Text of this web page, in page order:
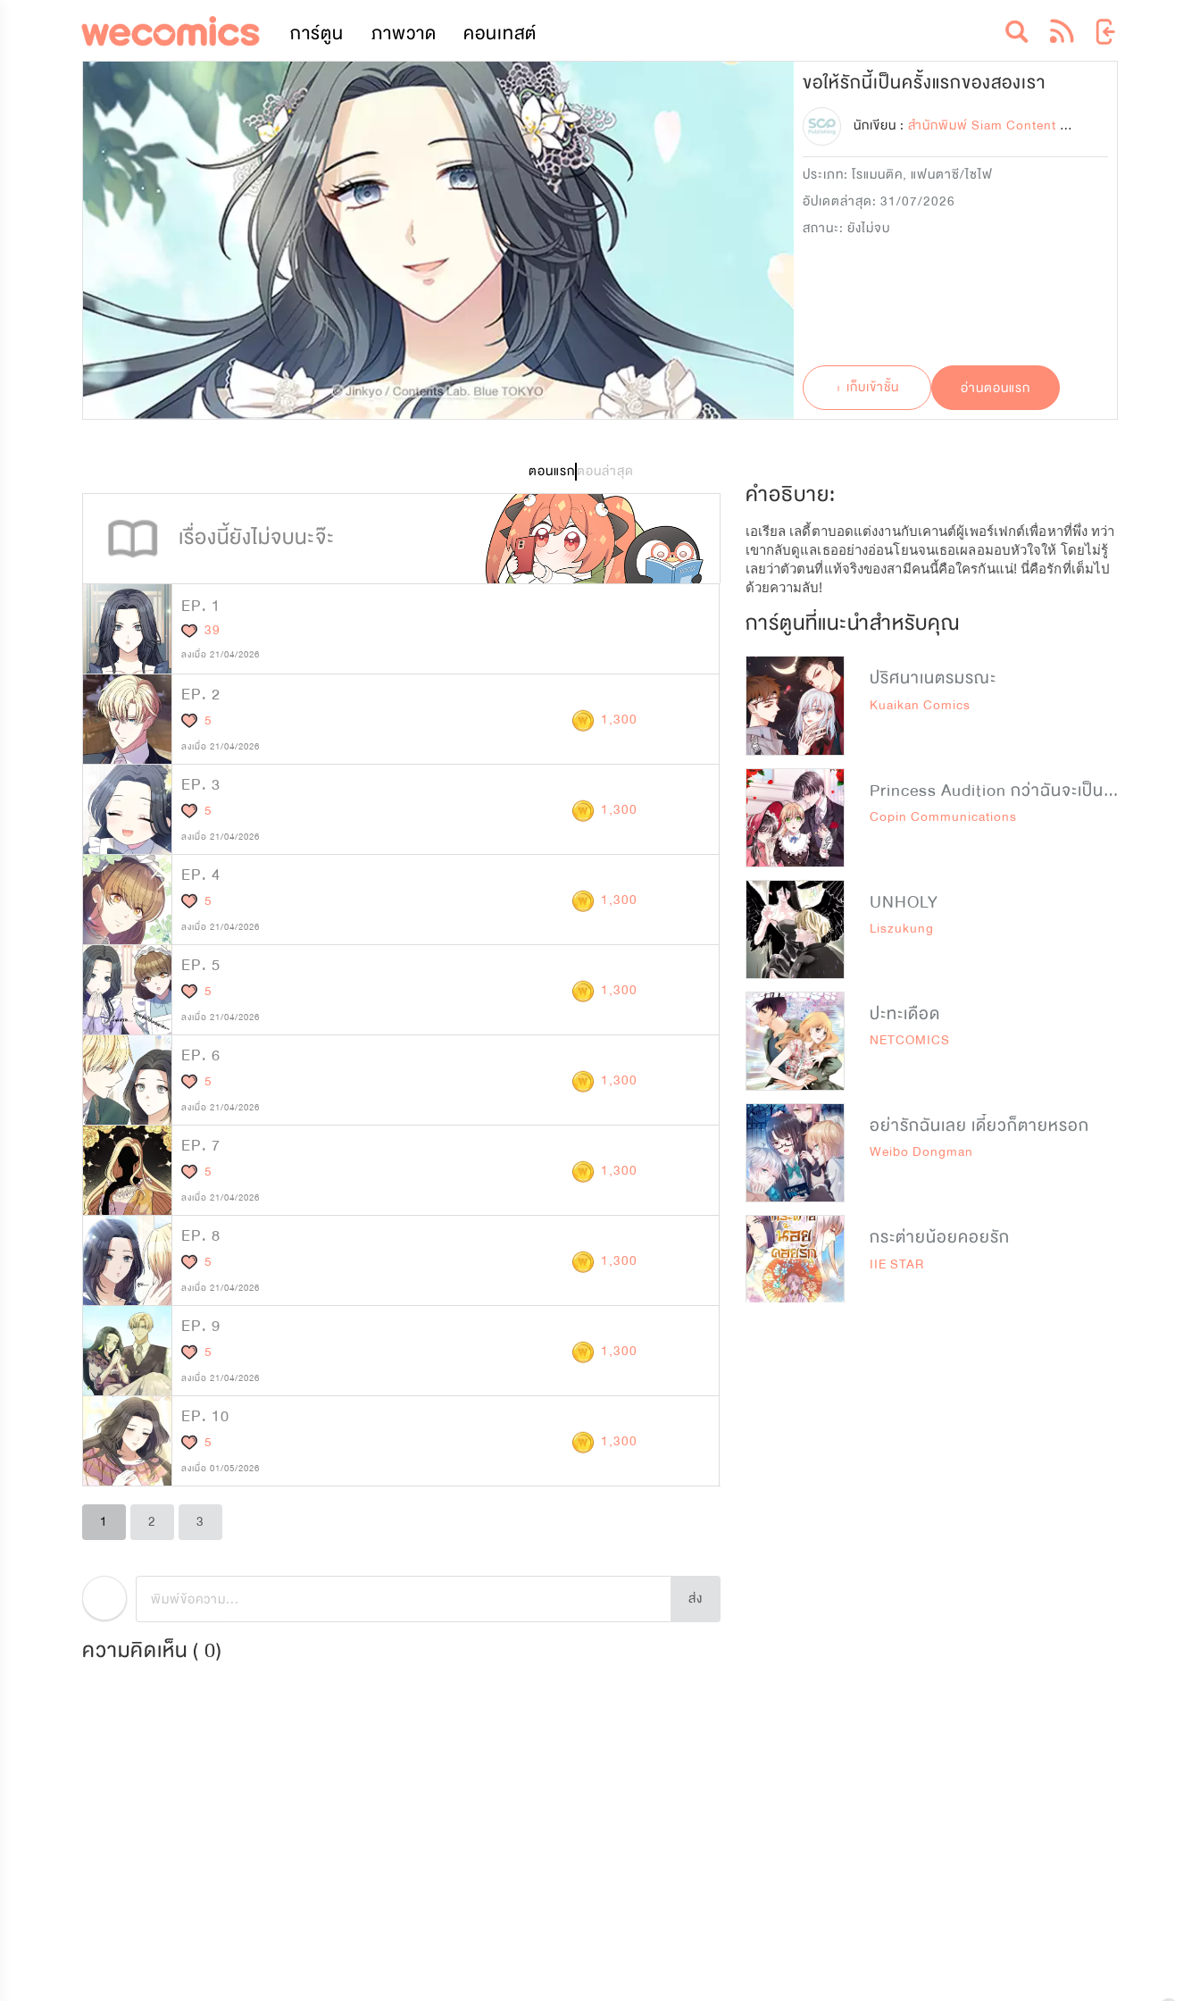
การ์ตูน ภาพวาด คอนเทสต์
ขอให้รักนี้เป็นครั้งแรกของสองเรา
นักเขียน : สำนักพิมพ์ Siam Content Partners
ประเภท:โรแมนติค,แฟนตาซี/ไซไฟ
อัปเดตล่าสุด: 31/07/2026
สถานะ: ยังไม่จบ
+ เก็บเข้าชั้น อ่านตอนแรก
ตอนแรกตอนล่าสุด
เรื่องนี้ยังไม่จบนะจ๊ะ
EP. 1
39
ลงเมื่อ 21/04/2026
EP. 2
5 1,300
ลงเมื่อ 21/04/2026
EP. 3
5 1,300
ลงเมื่อ 21/04/2026
EP. 4
5 1,300
ลงเมื่อ 21/04/2026
EP. 5
5 1,300
ลงเมื่อ 21/04/2026
EP. 6
5 1,300
ลงเมื่อ 21/04/2026
EP. 7
5 1,300
ลงเมื่อ 21/04/2026
EP. 8
5 1,300
ลงเมื่อ 21/04/2026
EP. 9
5 1,300
ลงเมื่อ 21/04/2026
EP. 10
5 1,300
ลงเมื่อ 01/05/2026
1 2 3
ส่ง
ความคิดเห็น ( 0)
คำอธิบาย:
เอเรียล เลดี้ตาบอดแต่งงานกับเคานต์ผู้เพอร์เฟกต์เพื่อหาที่พึ่ง ทว่า
เขากลับดูแลเธออย่างอ่อนโยนจนเธอเผลอมอบหัวใจให้ โดยไม่รู้
เลยว่าตัวตนที่แท้จริงของสามีคนนี้คือใครกันแน่! นี่คือรักที่เต็มไป
ด้วยความลับ!
การ์ตูนที่แนะนำสำหรับคุณ
ปริศนาเนตรมรณะ
Kuaikan Comics
Princess Audition กว่าฉันจะเป็นเจ้าหญิง
Copin Communications
UNHOLY
Liszukung
ปะทะเดือด
NETCOMICS
อย่ารักฉันเลย เดี๋ยวก็ตายหรอก
Weibo Dongman
กระต่ายน้อยคอยรัก
IIE STAR